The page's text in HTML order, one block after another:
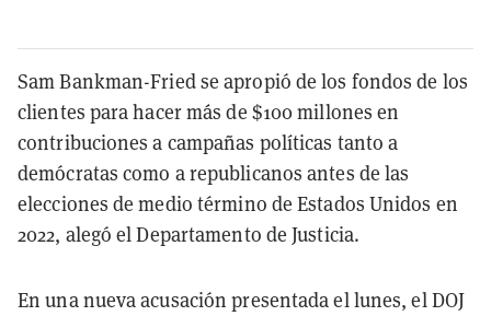
Sam Bankman-Fried se apropió de los fondos de los
clientes para hacer más de $100 millones en
contribuciones a campañas políticas tanto a
demócratas como a republicanos antes de las
elecciones de medio término de Estados Unidos en
2022, alegó el Departamento de Justicia.
En una nueva acusación presentada el lunes, el DOJ